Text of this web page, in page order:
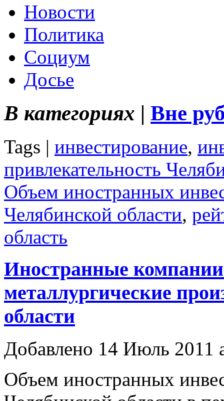
Новости
Политика
Социум
Досье
В категориях | Вне
Tags | инвестирование,
привлекательность
Объем иностранных
Челябинской области,
область
Иностранные
металлургические
области
Добавлено 14 Июль 2011
Объем иностранных